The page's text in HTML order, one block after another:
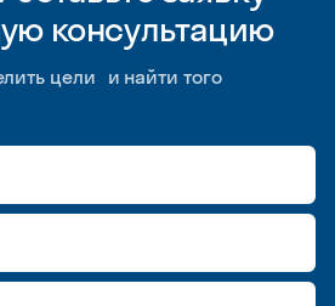
консультацию
цели и найти того